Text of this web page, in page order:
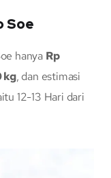
Soe
hanya Rp
kg, dan estimasi
12-13 Hari dari